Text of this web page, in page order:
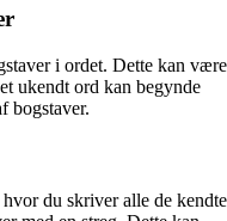
i ordet. Dette kan være
ukendt ord kan begynde
bogstaver.
du skriver alle de kendte